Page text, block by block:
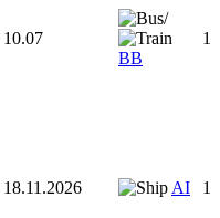
10.07
/
BB
1
18.11.2026 AI 1